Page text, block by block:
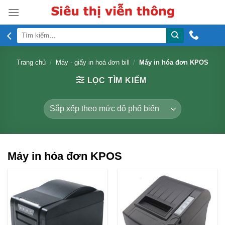
content
Tìm
kiếm:
Trang chủ / Máy - giấy in hoá đơn bill / Máy in hóa đơn KPOS
LỌC TÌM KIẾM
Máy in hóa đơn KPOS